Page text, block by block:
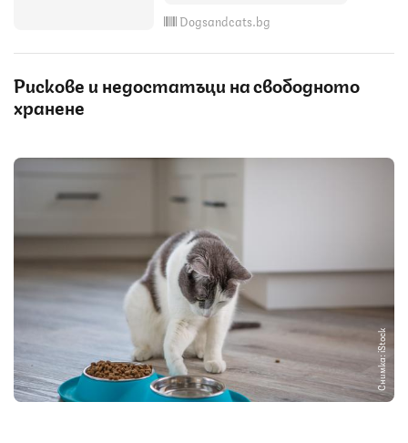
Dogsandcats.bg
Рискове и недостатъци на свободното
хранене
Снимка: iStock